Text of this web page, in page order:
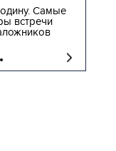
Самые
встречи